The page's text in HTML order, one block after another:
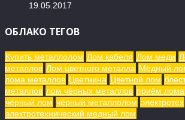
19.05.2017
ОБЛАКО ТЕГОВ
Купить металлолом Лом кабеля Лом меди
металлов Лом цветного металла Медный
лома металлов Цветнина Цветной лом
металлов лом чёрных металлов приём лома
чёрный лом чёрный металлолом электротех
электротехнический медный лом